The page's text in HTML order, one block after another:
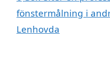
fönstermålning i
Lenhovda